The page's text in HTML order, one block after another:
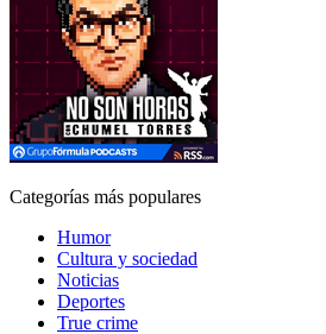
Categorías más populares
Humor
Cultura y sociedad
Noticias
Deportes
True crime